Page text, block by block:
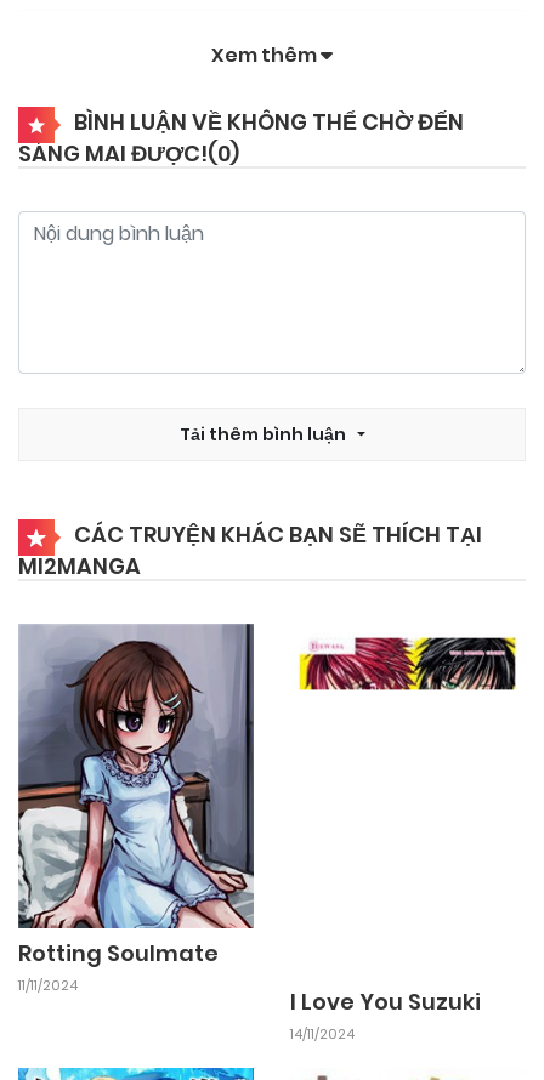
Xem thêm
BÌNH LUẬN VỀ KHÔNG THỂ CHỜ ĐẾN
SÁNG MAI ĐƯỢC!(0)
Tải thêm bình luận
CÁC TRUYỆN KHÁC BẠN SẼ THÍCH TẠI
MI2MANGA
Rotting Soulmate
11/11/2024
I Love You Suzuki
14/11/2024